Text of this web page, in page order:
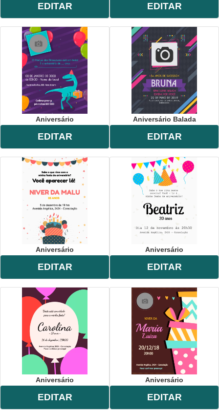
EDITAR EDITAR
Aniversário
EDITAR
Aniversário Balada
EDITAR
Aniversário
EDITAR
Aniversário
EDITAR
Aniversário
EDITAR
Aniversário
EDITAR